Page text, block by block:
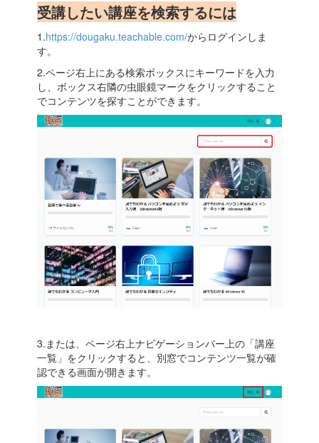
受講したい講座を検索するには
1.https://dougaku.teachable.com/からログインしま
す。
2.ページ右上にある検索ボックスにキーワードを入力
し、ボックス右隣の虫眼鏡マークをクリックすること
でコンテンツを探すことができます。
3.または、ページ右上ナビゲーションバー上の「講座
一覧」をクリックすると、別窓でコンテンツ一覧が確
認できる画面が開きます。